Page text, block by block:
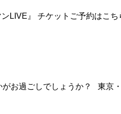
LIVE』 チケットご予約はこ
お過ごしでしょうか？ 東京